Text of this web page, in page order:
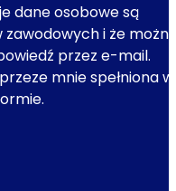
dane osobowe są
i że
przez e-mail.
mnie spełniona w